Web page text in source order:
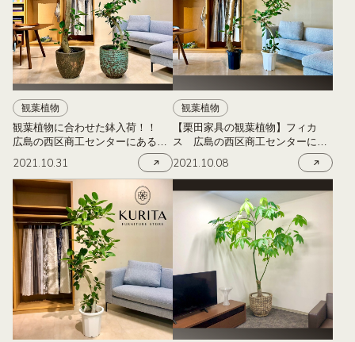
観葉植物
観葉植物に合わせた鉢入荷！！
広島の西区商工センターにある栗
田家具
2021.10.31
観葉植物
【栗田家具の観葉植物】フィカ
ス 広島の西区商工センターにあ
る栗田家具
2021.10.08